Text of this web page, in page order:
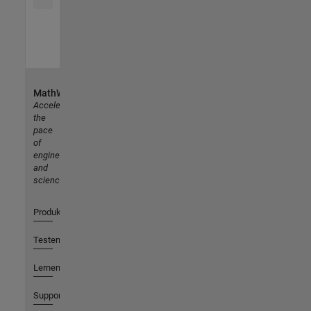
MathWorks
Accelerating
the
pace
of
engineering
and
science
Produkte
Testen oder Kaufen
Lernen
Support